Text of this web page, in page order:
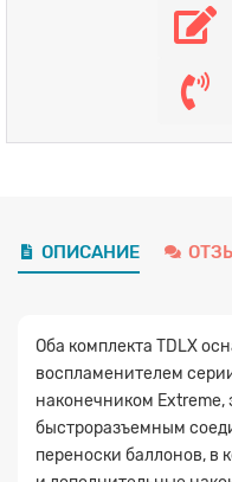
ОПИСАНИЕ
Оба комплекта TDLX
воспламенителем
наконечником Extreme,
быстроразъемным
переноски баллонов, в